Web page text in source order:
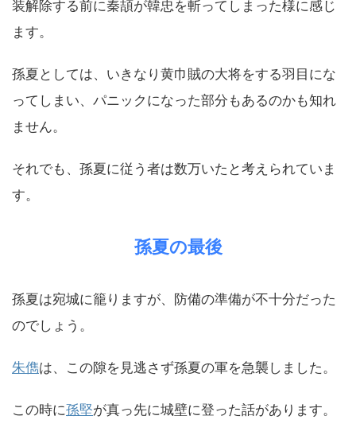
装解除する前に秦頡が韓忠を斬ってしまった様に感じ
ます。
孫夏としては、いきなり黄巾賊の大将をする羽目にな
ってしまい、パニックになった部分もあるのかも知れ
ません。
それでも、孫夏に従う者は数万いたと考えられていま
す。
孫夏の最後
孫夏は宛城に籠りますが、防備の準備が不十分だった
のでしょう。
朱儁は、この隙を見逃さず孫夏の軍を急襲しました。
この時に孫堅が真っ先に城壁に登った話があります。